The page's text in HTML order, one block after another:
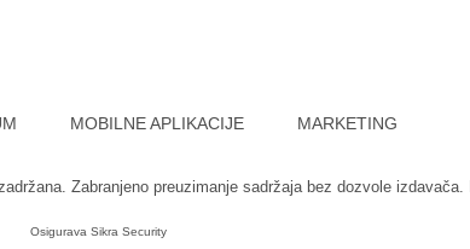
MOBILNE APLIKACIJE MARKETING
Zabranjeno preuzimanje sadržaja bez dozvole izdavača.
Osigurava Sikra Security